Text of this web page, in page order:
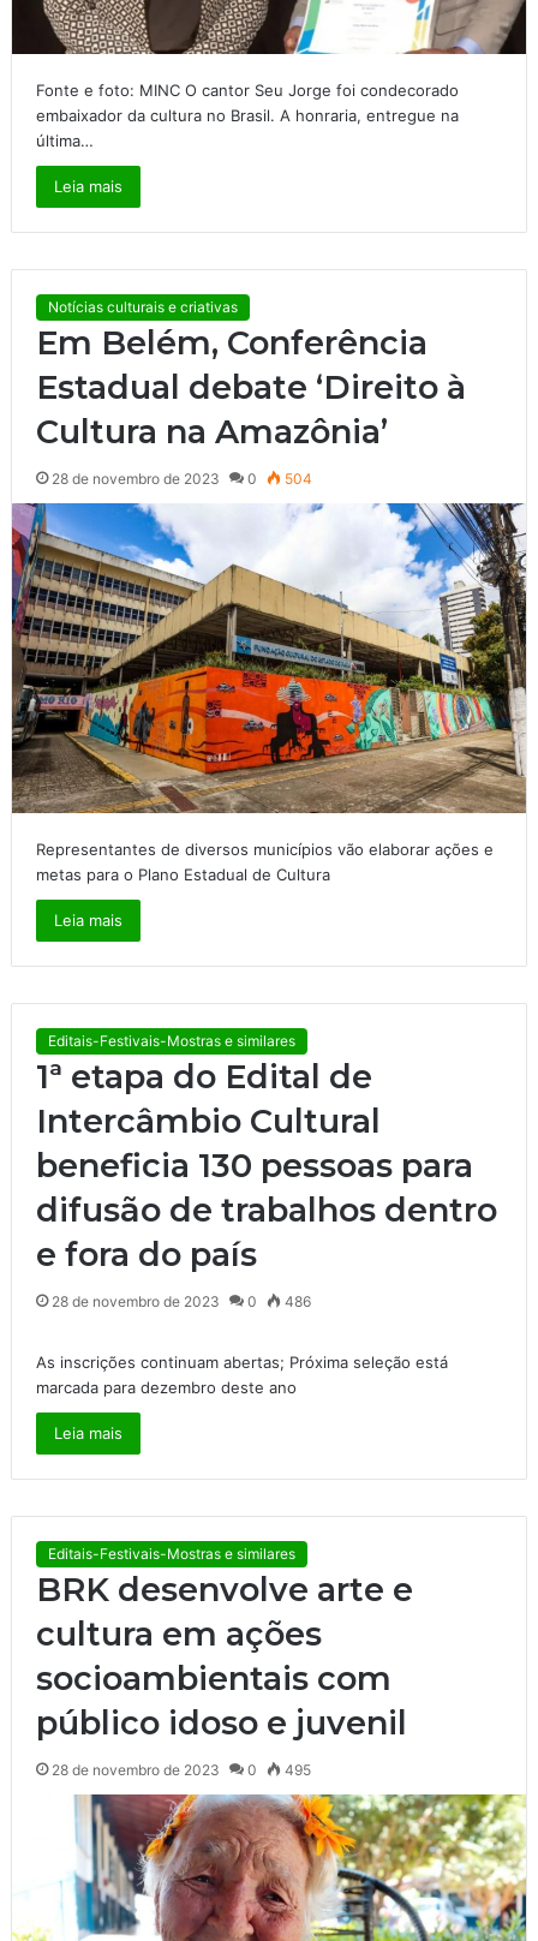
Fonte e foto: MINC O cantor Seu Jorge foi condecorado
embaixador da cultura no Brasil. A honraria, entregue na
última…
Leia mais
Notícias culturais e criativas
Em Belém, Conferência
Estadual debate ‘Direito à
Cultura na Amazônia’
28 de novembro de 2023 0 504
Representantes de diversos municípios vão elaborar ações e
metas para o Plano Estadual de Cultura
Leia mais
Editais-Festivais-Mostras e similares
1ª etapa do Edital de
Intercâmbio Cultural
beneficia 130 pessoas para
difusão de trabalhos dentro
e fora do país
28 de novembro de 2023 0 486
As inscrições continuam abertas; Próxima seleção está
marcada para dezembro deste ano
Leia mais
Editais-Festivais-Mostras e similares
BRK desenvolve arte e
cultura em ações
socioambientais com
público idoso e juvenil
28 de novembro de 2023 0 495